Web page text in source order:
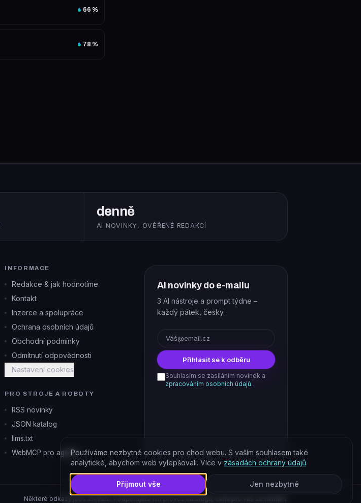
66 %
78 %
denně
AI NOVINKY, OVĚŘENÉ REDAKCÍ
INFORMACE
Redakce & jak hodnotíme
Kontakt
Inzerce a spolupráce
Ochrana osobních údajů
Obchodní podmínky
Odmítnutí odpovědnosti
Nastavení cookies
PRO STROJE A ROBOTY
RSS novinky
JSON katalog
llms.txt
WebMCP pro agenty
AI novinky do e-mailu
3 AI nástroje a prompt týdne –
každý pátek, česky.
Přihlásit se k odběru
Souhlasím se zasíláním novinek a
zpracováním osobních údajů.
Některé odkazy jsou affiliate. Podporujete tím provoz katalogu, cena pro vás se nemění.
Používáme nezbytné cookies pro chod webu. S vaším souhlasem také
analytické, abychom web vylepšovali. Více v zásadách ochrany údajů.
Přijmout vše Jen nezbytné